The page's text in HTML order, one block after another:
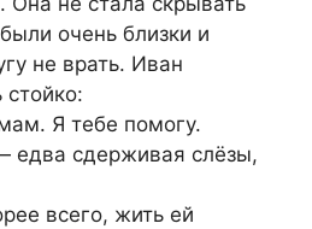
очень близки и
не врать. Иван
стойко:
Я тебе помогу.
сдерживая слёзы,
всего, жить ей